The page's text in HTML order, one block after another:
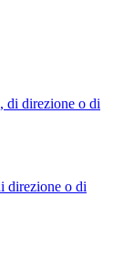
di direzione o di
direzione o di